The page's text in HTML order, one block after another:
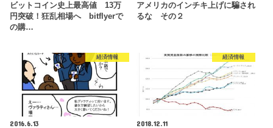
ビットコイン史上最高値 13万
円突破！狂乱相場へ bitflyerで
の購…
アメリカのインチキ上げに騙され
るな その２
経済情報
2016.6.13
経済情報
2018.12.11